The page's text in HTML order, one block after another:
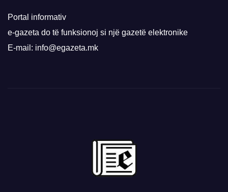
Portal informativ
e-gazeta do të funksionoj si një gazetë elektronike
E-mail: info@egazeta.mk